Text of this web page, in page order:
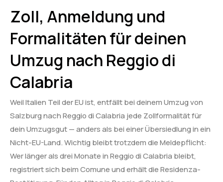
Zoll, Anmeldung und
Formalitäten für deinen
Umzug nach Reggio di
Calabria
Weil Italien Teil der EU ist, entfällt bei deinem Umzug von
Salzburg nach Reggio di Calabria jede Zollformalität für
dein Umzugsgut — anders als bei einer Übersiedlung in ein
Nicht-EU-Land. Wichtig bleibt trotzdem die Meldepflicht:
Wer länger als drei Monate in Reggio di Calabria bleibt,
registriert sich beim Comune und erhält die Residenza-